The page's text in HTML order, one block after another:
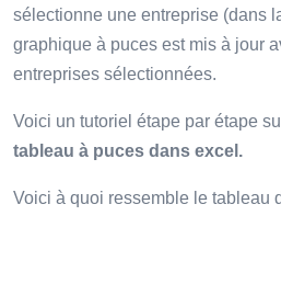
sélectionne une entreprise (dans
graphique à puces est mis à jour
entreprises sélectionnées.
Voici un tutoriel étape par étape
tableau à puces dans excel.
Voici à quoi ressemble le tableau